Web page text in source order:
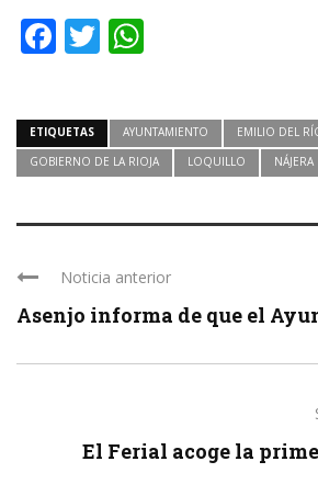
Facebook
Twitter
ETIQUETAS AYUNTAMIENTO
EMILIO DEL
GOBIERNO DE LA RIOJA
LOQUILLO NÁJERA
Noticia anterior
Asenjo informa de que el
El Ferial acoge la